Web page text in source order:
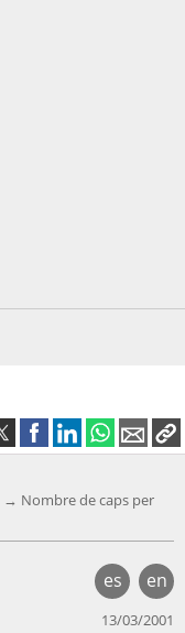
Nombre de caps per
es en
13/03/2001